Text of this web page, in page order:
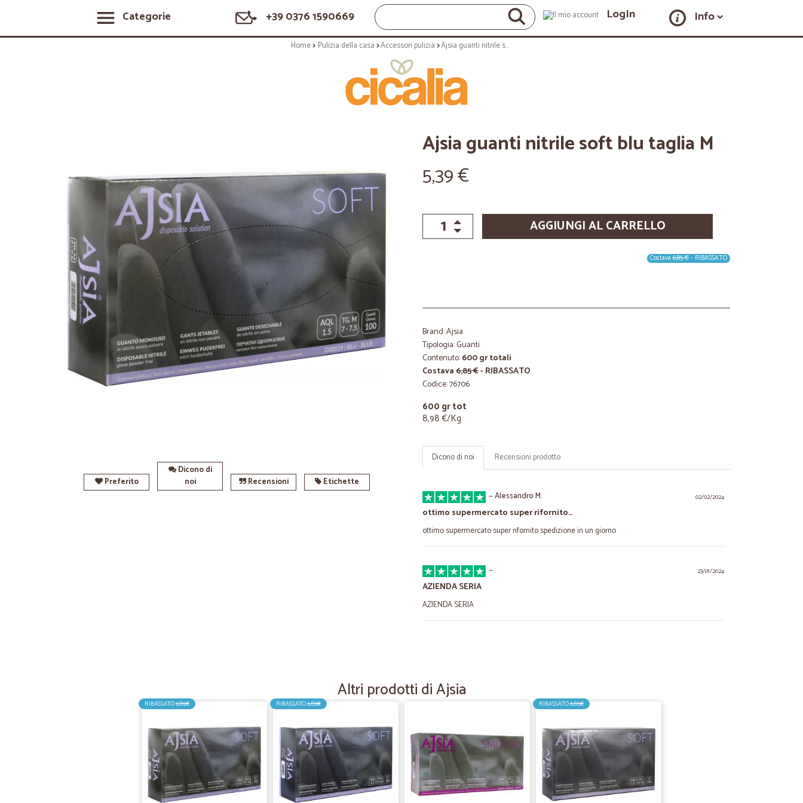
Categorie +39 0376 1590669 LogIn Info
Home Pulizia della casa Accessori pulizia Ajsia guanti nitrile soft blu taglia M
Preferito
Dicono di
noi
Recensioni Etichette
Ajsia guanti nitrile soft blu taglia M
5,39 €
AGGIUNGI AL CARRELLO
Costava 6,85 €- RIBASSATO
Brand: Ajsia
Tipologia: Guanti
Contenuto:600 gr totali
Costava6,85 €- RIBASSATO
Codice: 76706
600 gr tot
8,98 €/Kg
Dicono di noi Recensioni prodotto
02/02/2024
—Alessandro M.
ottimo supermercato super rifornito…
ottimo supermercato super rifornito spedizione in un giorno
23/01/2024
—.
AZIENDA SERIA
AZIENDA SERIA
ottimo servizio
ottimo servizio
—Dragan D.
Altri prodotti di Ajsia
RIBASSATO6,85€ RIBASSATO6,85€ RIBASSATO6,85€